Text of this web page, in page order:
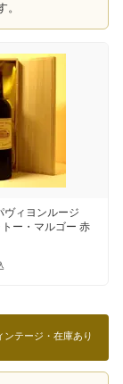
ヴィヨンルージ
ー・マルゴー 赤
ンテージ・在庫あり